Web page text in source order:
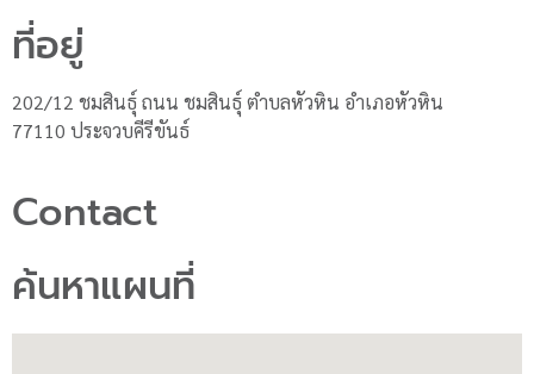
ที่อยู่
202/12 ชมสินธุ์ ถนน ชมสินธุ์ ตำบลหัวหิน อำเภอหัวหิน
77110 ประจวบคีรีขันธ์
Contact
ค้นหาแผนที่